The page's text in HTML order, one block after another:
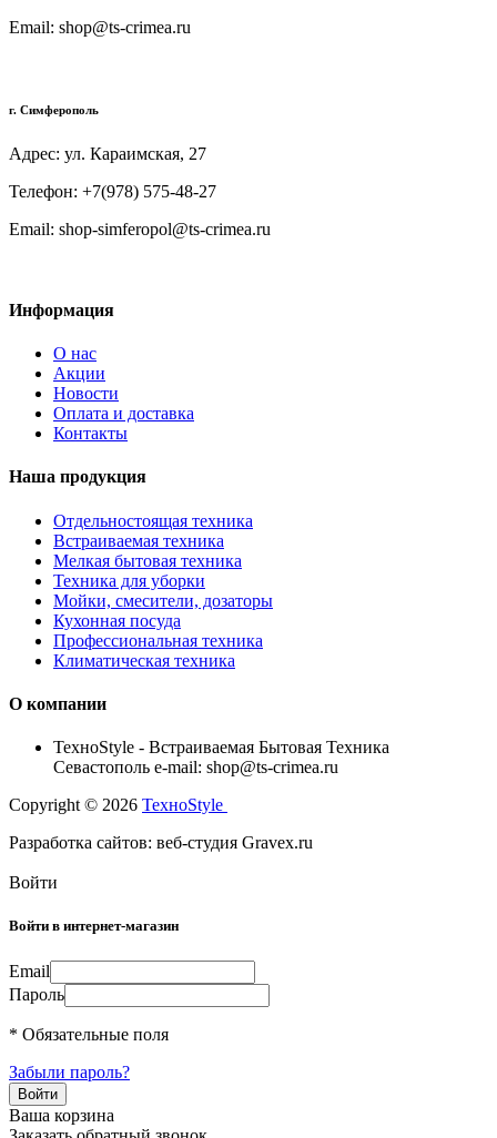
Email: shop@ts-crimea.ru
г. Симферополь
Адрес: ул. Караимская, 27
Телефон: +7(978) 575-48-27
Email: shop-simferopol@ts-crimea.ru
Информация
О нас
Акции
Новости
Оплата и доставка
Контакты
Наша продукция
Отдельностоящая техника
Встраиваемая техника
Мелкая бытовая техника
Техника для уборки
Мойки, смесители, дозаторы
Кухонная посуда
Профессиональная техника
Климатическая техника
О компании
TexноStyle - Встраиваемая Бытовая Техника
Севастополь e-mail: shop@ts-crimea.ru
Copyright © 2026 TexноStyle
Разработка сайтов: веб-студия Gravex.ru
Войти
Войти в интернет-магазин
Email
Пароль
* Обязательные поля
Забыли пароль?
Ваша корзина